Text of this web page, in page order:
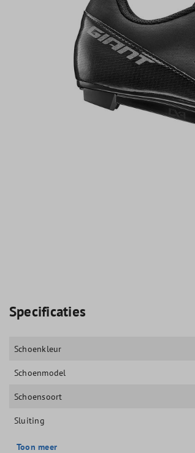
Specificaties
Schoenkleur
Schoenmodel
Schoensoort
Sluiting
Toon meer